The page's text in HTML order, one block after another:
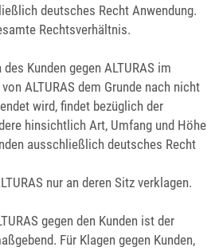
deutsches Recht Anwendung.
Rechtsverhältnis.
Kunden gegen ALTURAS im
ALTURAS dem Grunde nach nicht
wird, findet bezüglich der
hinsichtlich Art, Umfang und Höhe
ausschließlich deutsches Recht
nur an deren Sitz verklagen.
gegen den Kunden ist der
Für Klagen gegen Kunden,